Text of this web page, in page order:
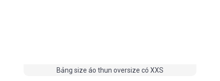
Bảng size áo thun oversize có XXS